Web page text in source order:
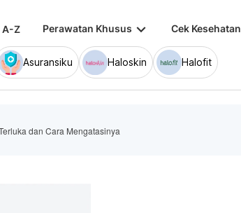
A-Z Perawatan Khusus keyboard_arrow_down Cek
Asuransiku Haloskin Halofit
dan Cara Mengatasinya